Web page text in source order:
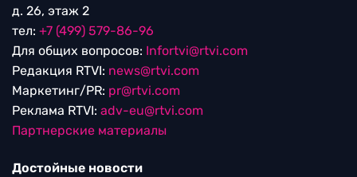
д. 26, этаж 2
тел: +7 (499) 579-86-96
Для общих вопросов: Infortvi@rtvi.com
Редакция RTVI: news@rtvi.com
Маркетинг/PR: pr@rtvi.com
Реклама RTVI: adv-eu@rtvi.com
Партнерские материалы
Достойные новости